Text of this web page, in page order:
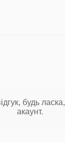
будь ласка,
акаунт.